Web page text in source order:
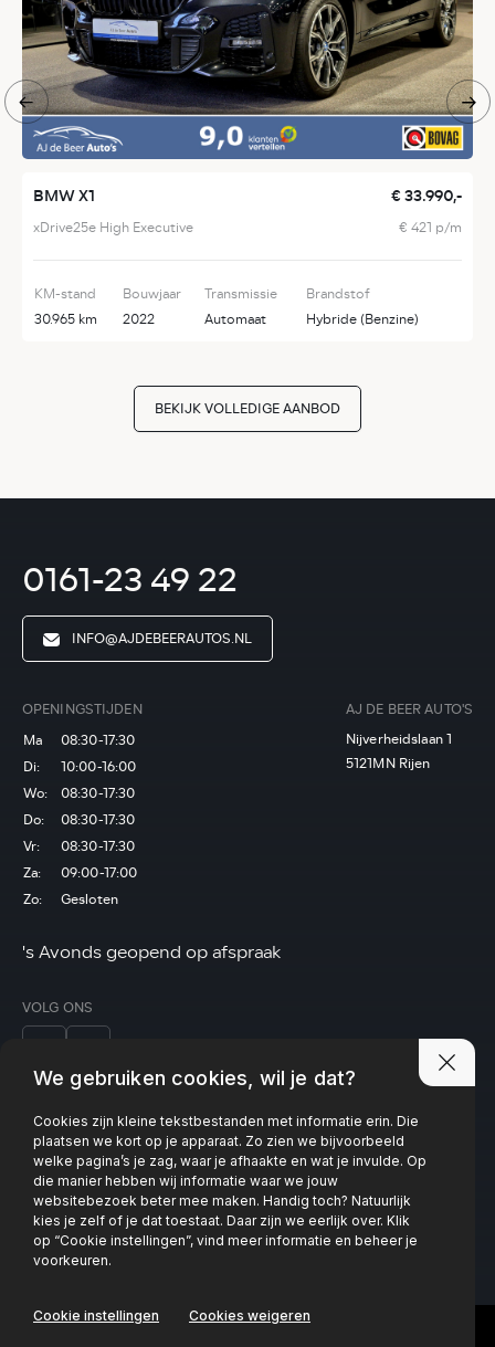
BMW X1
xDrive25e High Executive
€ 33.990,-
€ 421 p/m
KM-stand
30.965 km
Bouwjaar
2022
Transmissie
Automaat
Brandstof
Hybride (Benzine)
BEKIJK VOLLEDIGE AANBOD
0161-23 49 22
INFO@AJDEBEERAUTOS.NL
OPENINGSTIJDEN
Ma
08:30-17:30
Di:
10:00-16:00
Wo:
08:30-17:30
Do:
08:30-17:30
Vr:
08:30-17:30
Za:
09:00-17:00
Zo:
Gesloten
's Avonds geopend op afspraak
AJ DE BEER AUTO'S
Nijverheidslaan 1
5121MN Rijen
VOLG ONS
Privacy policy
We gebruiken cookies, wil je dat?
Cookies zijn kleine tekstbestanden met informatie erin. Die
plaatsen we kort op je apparaat. Zo zien we bijvoorbeeld
welke pagina’s je zag, waar je afhaakte en wat je invulde. Op
die manier hebben wij informatie waar we jouw
websitebezoek beter mee maken. Handig toch? Natuurlijk
kies je zelf of je dat toestaat. Daar zijn we eerlijk over. Klik
op “Cookie instellingen”, vind meer informatie en beheer je
voorkeuren.
Cookie instellingen Cookies weigeren